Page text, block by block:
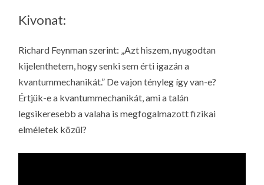
Kivonat:
Richard Feynman szerint: „Azt hiszem, nyugodtan
kijelenthetem, hogy senki sem érti igazán a
kvantummechanikát.” De vajon tényleg így van-e?
Értjük-e a kvantummechanikát, ami a talán
legsikeresebb a valaha is megfogalmazott fizikai
elméletek közül?